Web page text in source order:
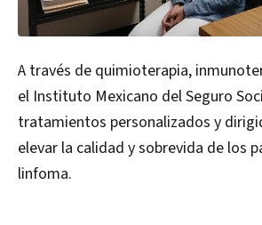
A través de quimioterapia,
el Instituto Mexicano del Seguro
tratamientos personalizados y
elevar la calidad y sobrevida de los
linfoma.